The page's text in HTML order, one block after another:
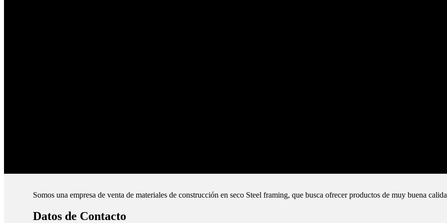
Somos una empresa de venta de materiales de construcción en seco Steel framing, que busca ofrecer productos de muy buena
Datos de Contacto